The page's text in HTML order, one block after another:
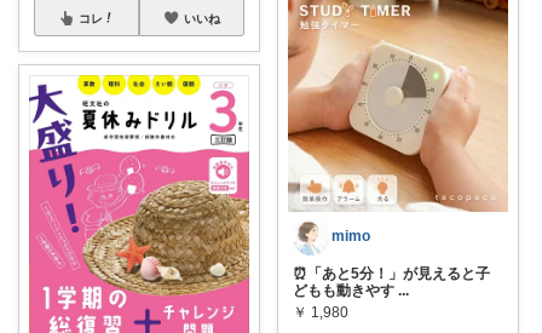
コレ いいね
mimo
⏰「あと5分！」が見えると子
どもも動きやす ...
￥ 1,980